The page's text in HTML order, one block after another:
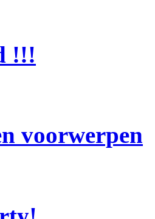
!!!
voorwerpen